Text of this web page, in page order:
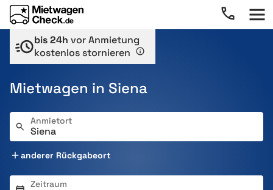
bis 24h vor Anmietung
kostenlos stornieren
Mietwagen in Siena
Anmietort
anderer Rückgabeort
Zeitraum